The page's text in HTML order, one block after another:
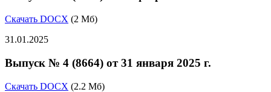
Скачать DOCX (2 Мб)
31.01.2025
Выпуск № 4 (8664) от 31 января 2025 г.
Скачать DOCX (2.2 Мб)